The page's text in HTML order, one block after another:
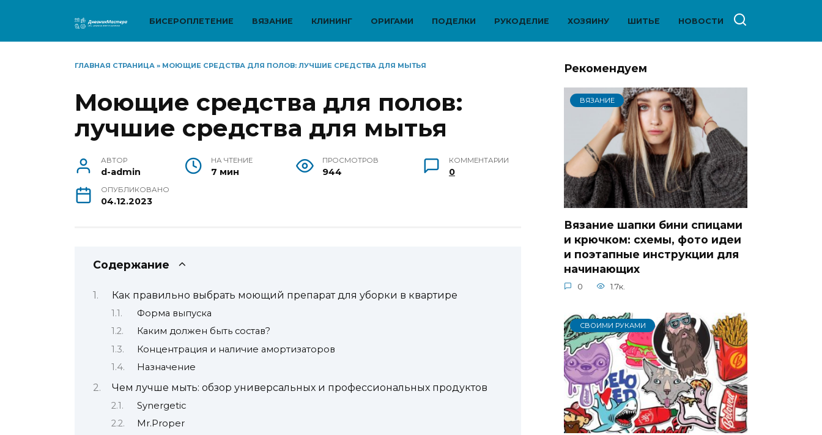
БИСЕРОПЛЕТЕНИЕ ВЯЗАНИЕ КЛИНИНГ ОРИГАМИ ПОДЕЛКИ РУКОДЕЛИЕ ХОЗЯИНУ ШИТЬЕ НОВОСТИ
ГЛАВНАЯ СТРАНИЦА » МОЮЩИЕ СРЕДСТВА ДЛЯ ПОЛОВ: ЛУЧШИЕ СРЕДСТВА ДЛЯ МЫТЬЯ
Моющие средства для полов:
лучшие средства для мытья
АВТОР
d-admin
НА ЧТЕНИЕ
7 мин
ПРОСМОТРОВ
944
КОММЕНТАРИИ
0
ОПУБЛИКОВАНО
04.12.2023
Содержание
Как правильно выбрать моющий препарат для уборки в квартире
Форма выпуска
Каким должен быть состав?
Концентрация и наличие амортизаторов
Назначение
Чем лучше мыть: обзор универсальных и профессиональных продуктов
Synergetic
Mr.Proper
Рекомендуем
ВЯЗАНИЕ
Вязание шапки бини спицами
и крючком: схемы, фото идеи
и поэтапные инструкции для
начинающих
0 1.7к.
СВОИМИ РУКАМИ